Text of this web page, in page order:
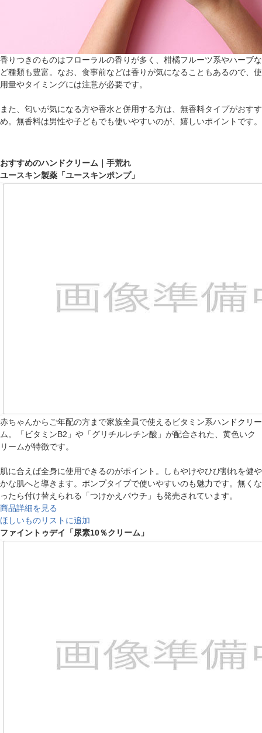
香りつきのものはフローラルの香りが多く、柑橘フルーツ系やハーブな
ど種類も豊富。なお、食事前などは香りが気になることもあるので、使
用量やタイミングには注意が必要です。
また、匂いが気になる方や香水と併用する方は、無香料タイプがおすす
め。無香料は男性や子どもでも使いやすいのが、嬉しいポイントです。
おすすめのハンドクリーム｜手荒れ
ユースキン製薬「ユースキンポンプ」
赤ちゃんからご年配の方まで家族全員で使えるビタミン系ハンドクリー
ム。「ビタミンB2」や「グリチルレチン酸」が配合された、黄色いク
リームが特徴です。
肌に合えば全身に使用できるのがポイント。しもやけやひび割れを健や
かな肌へと導きます。ポンプタイプで使いやすいのも魅力です。無くな
ったら付け替えられる「つけかえパウチ」も発売されています。
商品詳細を見る
ほしいものリストに追加
ファイントゥデイ「尿素10％クリーム」